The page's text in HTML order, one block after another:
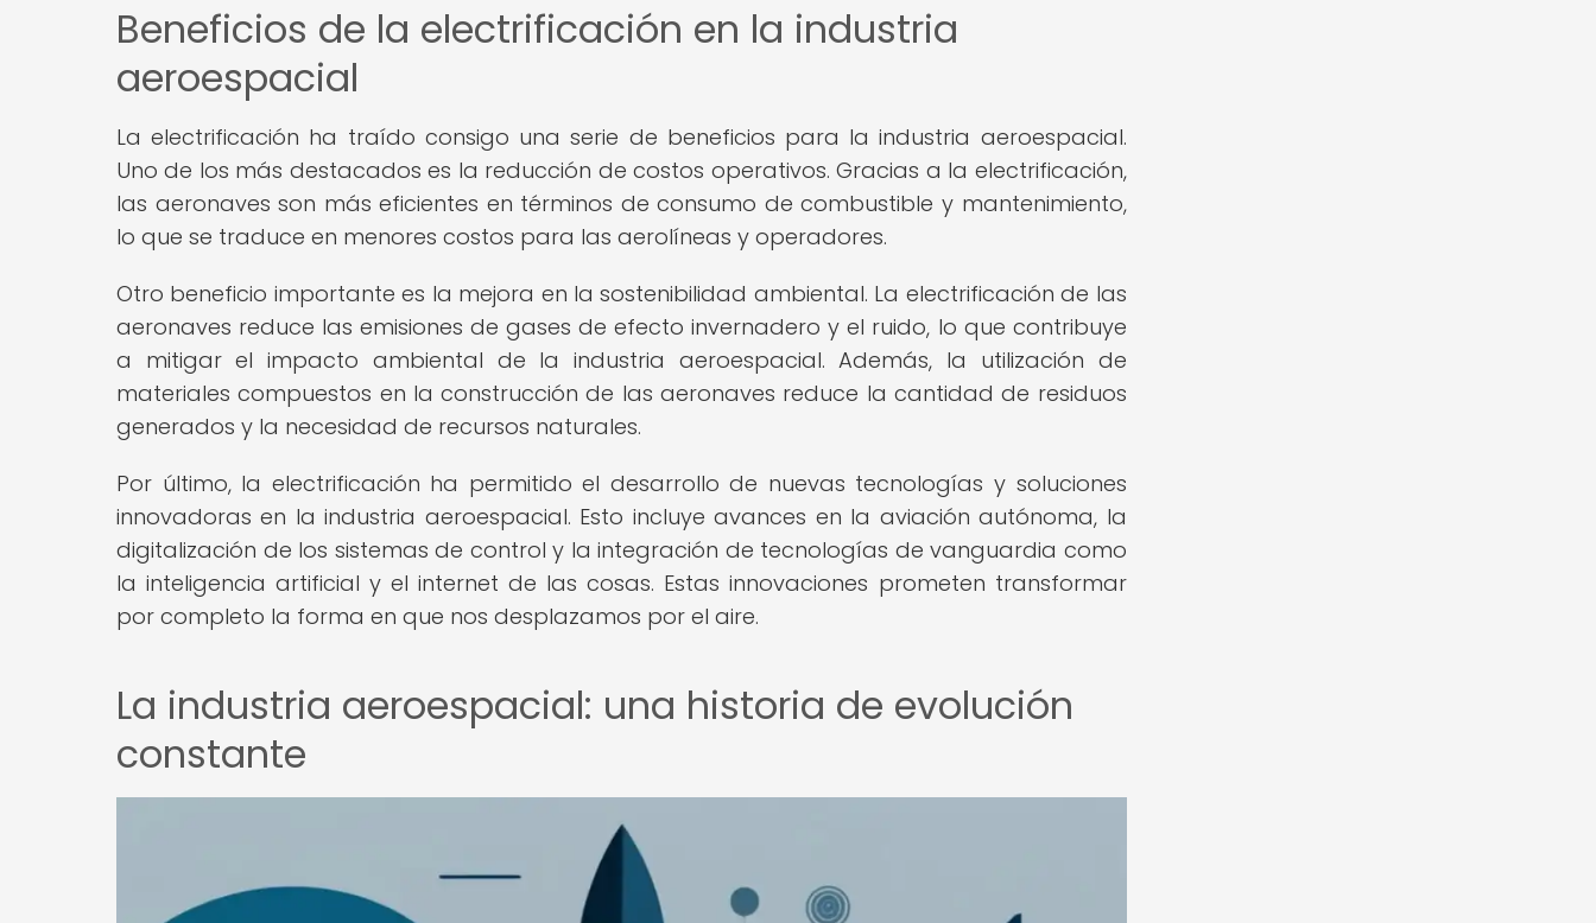
Beneficios de la electrificación en la industria
aeroespacial
La electrificación ha traído consigo una serie de beneficios para la industria aeroespacial.
Uno de los más destacados es la reducción de costos operativos. Gracias a la electrificación,
las aeronaves son más eficientes en términos de consumo de combustible y mantenimiento,
lo que se traduce en menores costos para las aerolíneas y operadores.
Otro beneficio importante es la mejora en la sostenibilidad ambiental. La electrificación de las
aeronaves reduce las emisiones de gases de efecto invernadero y el ruido, lo que contribuye
a mitigar el impacto ambiental de la industria aeroespacial. Además, la utilización de
materiales compuestos en la construcción de las aeronaves reduce la cantidad de residuos
generados y la necesidad de recursos naturales.
Por último, la electrificación ha permitido el desarrollo de nuevas tecnologías y soluciones
innovadoras en la industria aeroespacial. Esto incluye avances en la aviación autónoma, la
digitalización de los sistemas de control y la integración de tecnologías de vanguardia como
la inteligencia artificial y el internet de las cosas. Estas innovaciones prometen transformar
por completo la forma en que nos desplazamos por el aire.
La industria aeroespacial: una historia de evolución
constante